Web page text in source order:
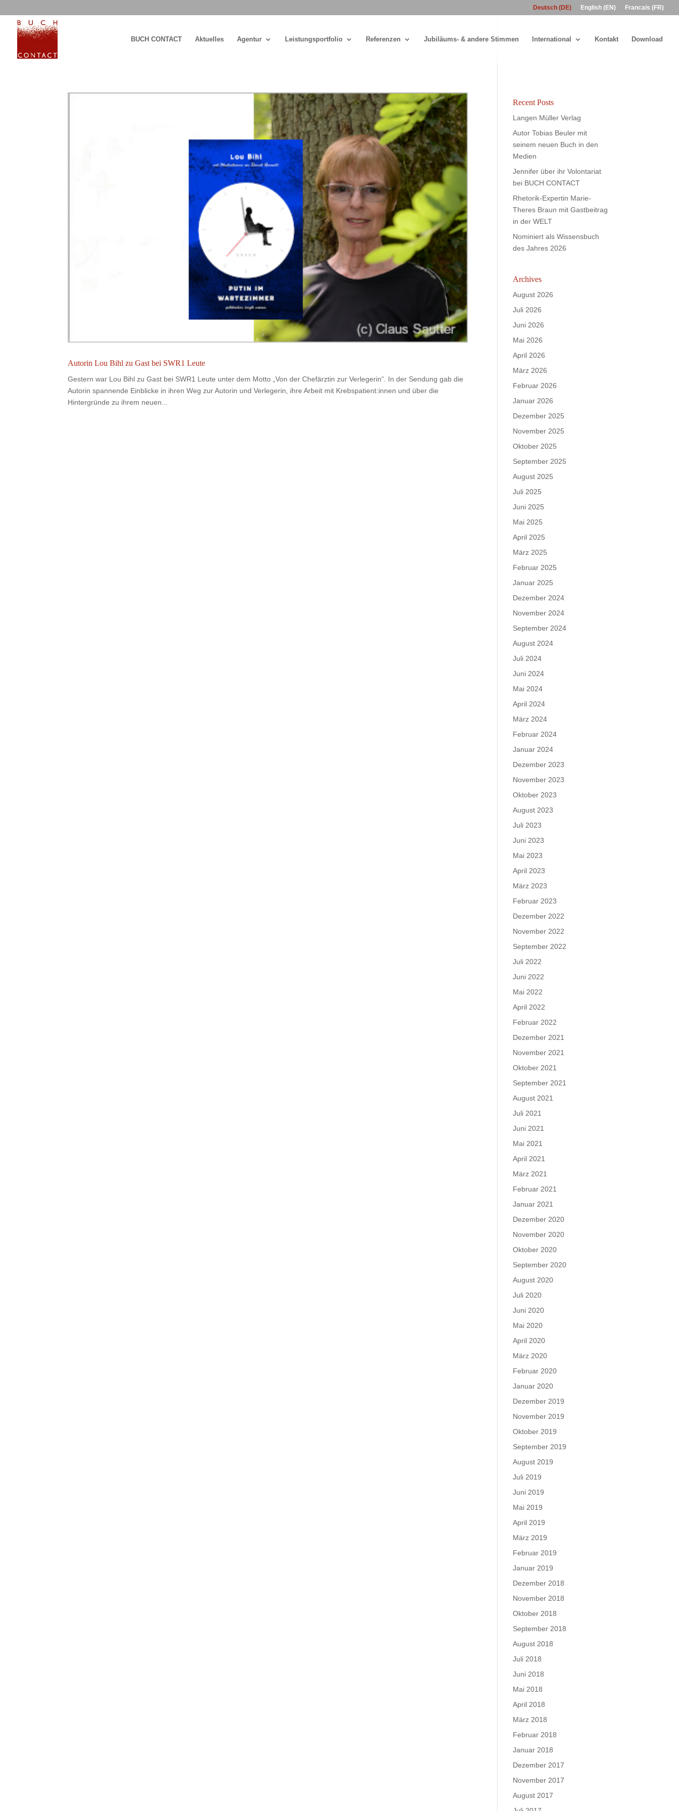
Deutsch (DE) English (EN) Francais (FR)
BUCH CONTACT Aktuelles Agentur Leistungsportfolio Referenzen Jubiläums- & andere Stimmen International Kontakt Download
Autorin Lou Bihl zu Gast bei SWR1 Leute
Gestern war Lou Bihl zu Gast bei SWR1 Leute unter dem Motto „Von der Chefärztin zur Verlegerin“. In der Sendung gab die
Autorin spannende Einblicke in ihren Weg zur Autorin und Verlegerin, ihre Arbeit mit Krebspatient:innen und über die
Hintergründe zu ihrem neuen...
Recent Posts
Langen Müller Verlag
Autor Tobias Beuler mit
seinem neuen Buch in den
Medien
Jennifer über ihr Volontariat
bei BUCH CONTACT
Rhetorik-Expertin Marie-
Theres Braun mit Gastbeitrag
in der WELT
Nominiert als Wissensbuch
des Jahres 2026
Archives
August 2026
Juli 2026
Juni 2026
Mai 2026
April 2026
März 2026
Februar 2026
Januar 2026
Dezember 2025
November 2025
Oktober 2025
September 2025
August 2025
Juli 2025
Juni 2025
Mai 2025
April 2025
März 2025
Februar 2025
Januar 2025
Dezember 2024
November 2024
September 2024
August 2024
Juli 2024
Juni 2024
Mai 2024
April 2024
März 2024
Februar 2024
Januar 2024
Dezember 2023
November 2023
Oktober 2023
August 2023
Juli 2023
Juni 2023
Mai 2023
April 2023
März 2023
Februar 2023
Dezember 2022
November 2022
September 2022
Juli 2022
Juni 2022
Mai 2022
April 2022
Februar 2022
Dezember 2021
November 2021
Oktober 2021
September 2021
August 2021
Juli 2021
Juni 2021
Mai 2021
April 2021
März 2021
Februar 2021
Januar 2021
Dezember 2020
November 2020
Oktober 2020
September 2020
August 2020
Juli 2020
Juni 2020
Mai 2020
April 2020
März 2020
Februar 2020
Januar 2020
Dezember 2019
November 2019
Oktober 2019
September 2019
August 2019
Juli 2019
Juni 2019
Mai 2019
April 2019
März 2019
Februar 2019
Januar 2019
Dezember 2018
November 2018
Oktober 2018
September 2018
August 2018
Juli 2018
Juni 2018
Mai 2018
April 2018
März 2018
Februar 2018
Januar 2018
Dezember 2017
November 2017
August 2017